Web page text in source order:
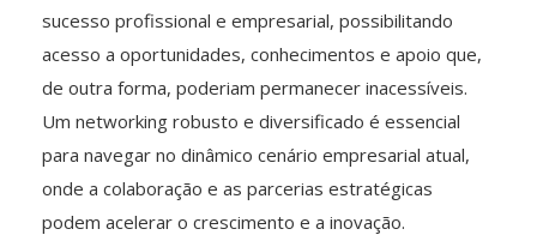
sucesso profissional e empresarial, possibilitando
acesso a oportunidades, conhecimentos e apoio que,
de outra forma, poderiam permanecer inacessíveis.
Um networking robusto e diversificado é essencial
para navegar no dinâmico cenário empresarial atual,
onde a colaboração e as parcerias estratégicas
podem acelerar o crescimento e a inovação.